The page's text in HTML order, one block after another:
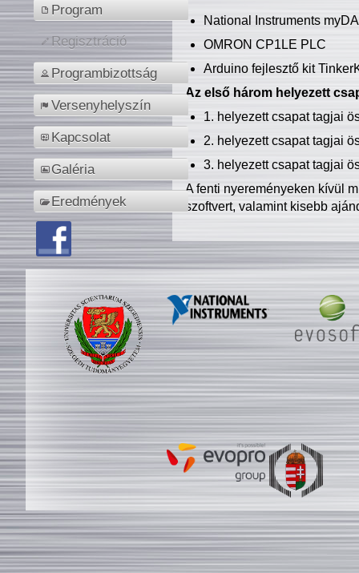
Program
Regisztráció
Programbizottság
Versenyhelyszín
Kapcsolat
Galéria
Eredmények
National Instruments
OMRON CP1LE PLC
Arduino fejlesztő kit
Az első három helyezett
1. helyezett csapat tagjai
2. helyezett csapat tagjai
3. helyezett csapat tagjai
A fenti nyereményeken kívül
szoftvert, valamint kisebb